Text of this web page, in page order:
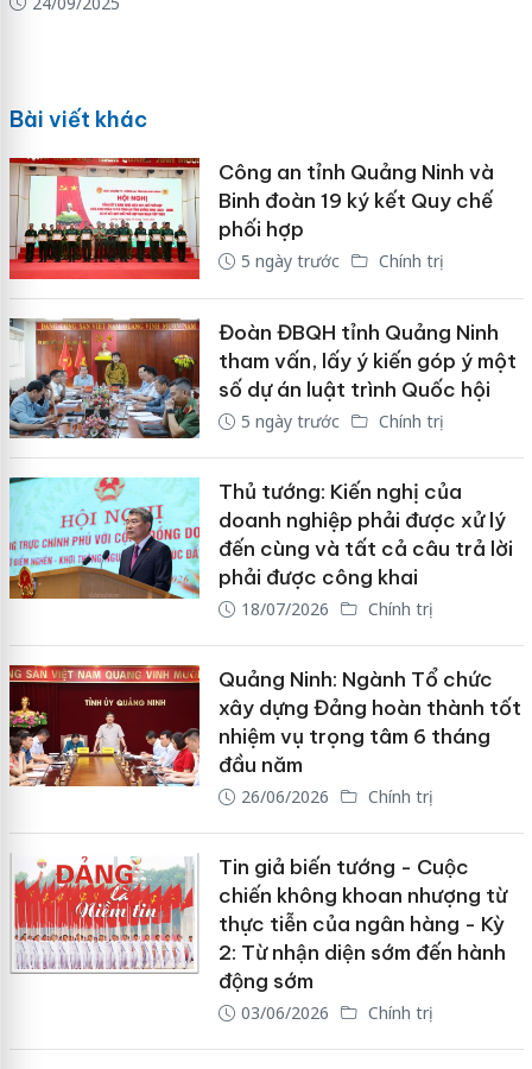
Bài viết khác
Công an tỉnh Quảng Ninh và
Binh đoàn 19 ký kết Quy chế
phối hợp
5 ngày trước Chính trị
Đoàn ĐBQH tỉnh Quảng Ninh
tham vấn, lấy ý kiến góp ý một
số dự án luật trình Quốc hội
5 ngày trước Chính trị
Thủ tướng: Kiến nghị của
doanh nghiệp phải được xử lý
đến cùng và tất cả câu trả lời
phải được công khai
18/07/2026 Chính trị
Quảng Ninh: Ngành Tổ chức
xây dựng Đảng hoàn thành tốt
nhiệm vụ trọng tâm 6 tháng
đầu năm
26/06/2026 Chính trị
Tin giả biến tướng - Cuộc
chiến không khoan nhượng từ
thực tiễn của ngân hàng - Kỳ
2: Từ nhận diện sớm đến hành
động sớm
03/06/2026 Chính trị